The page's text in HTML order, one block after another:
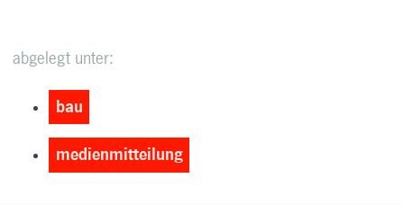
abgelegt unter:
bau
medienmitteilung